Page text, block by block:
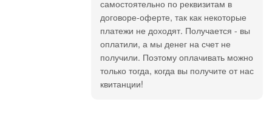
самостоятельно по реквизитам в
договоре-оферте, так как некоторые
платежи не доходят. Получается - вы
оплатили, а мы денег на счет не
получили. Поэтому оплачивать можно
только тогда, когда вы получите от нас
квитанции!